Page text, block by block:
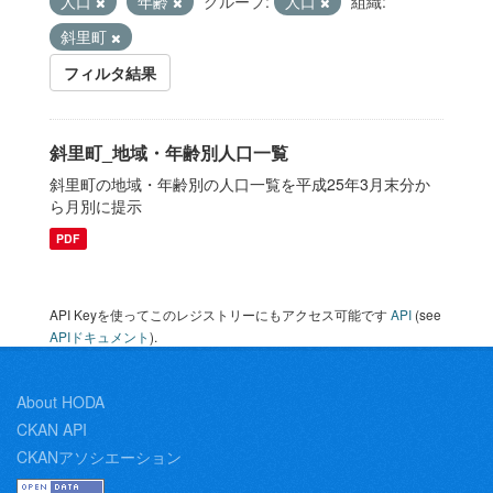
斜里町
フィルタ結果
斜里町_地域・年齢別人口一覧
斜里町の地域・年齢別の人口一覧を平成25年3月末分か
ら月別に提示
PDF
API Keyを使ってこのレジストリーにもアクセス可能ですAPI (see
APIドキュメント).
About HODA
CKAN API
CKANアソシエーション